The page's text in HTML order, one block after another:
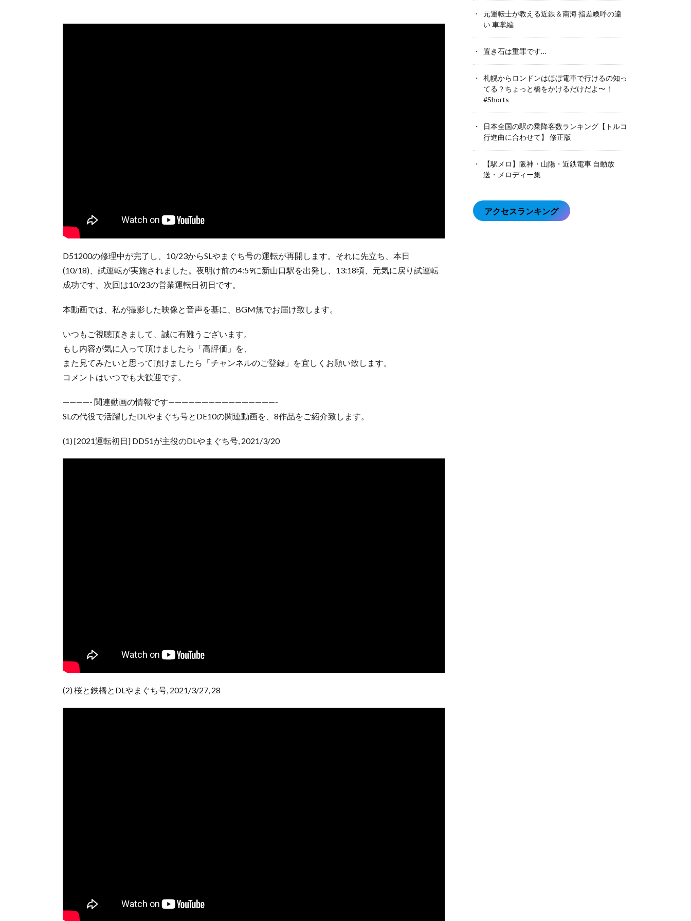
D51200の修理中が完了し、10/23からSLやまぐち号の運転が再開します。それに先立ち、本日
(10/18)、試運転が実施されました。夜明け前の4:59に新山口駅を出発し、13:18頃、元気に戻り試運転
成功です。次回は10/23の営業運転日初日です。
本動画では、私が撮影した映像と音声を基に、BGM無でお届け致します。
いつもご視聴頂きまして、誠に有難うございます。
もし内容が気に入って頂けましたら「高評価」を、
また見てみたいと思って頂けましたら「チャンネルのご登録」を宜しくお願い致します。
コメントはいつでも大歓迎です。
————- 関連動画の情報です————————————————-
SLの代役で活躍したDLやまぐち号とDE10の関連動画を、8作品をご紹介致します。
(1) [2021運転初日] DD51が主役のDLやまぐち号, 2021/3/20
(2) 桜と鉄橋とDLやまぐち号, 2021/3/27, 28
元運転士が教える近鉄＆南海 指差喚呼の違
い 車掌編
置き石は重罪です…
札幌からロンドンはほぼ電車で行けるの知っ
てる？ちょっと橋をかけるだけだよ〜！
#Shorts
日本全国の駅の乗降客数ランキング【トルコ
行進曲に合わせて】 修正版
【駅メロ】阪神・山陽・近鉄電車 自動放
送・メロディー集
アクセスランキング